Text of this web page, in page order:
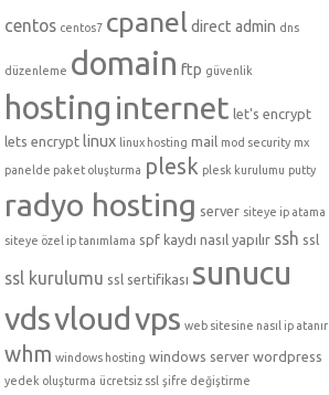
centos centos7 cpanel direct admin dns
düzenleme domain ftp güvenlik
hosting internet let's encrypt
lets encrypt linux linux hosting mail mod security mx
panelde paket oluşturma plesk plesk kurulumu putty
radyo hosting server siteye ip atama
siteye özel ip tanımlama spf kaydı nasıl yapılır ssh ssl
ssl kurulumu ssl sertifikası sunucu
vdsvloudvps web sitesine nasıl ip atanır
whm windows hosting windows server wordpress
yedek oluşturma ücretsiz ssl şifre değiştirme